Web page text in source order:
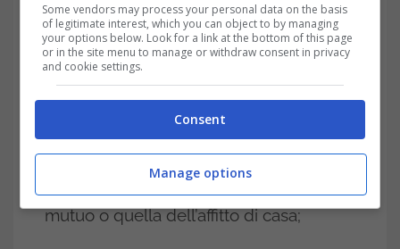
semplice e si riceve ogni mese l’accredito
della cifra assegnata direttamente su una
prepagata, denominata
Cittadinanza
effettuare diverse operazioni, quali:
Bonifico postale per pagare la rata del
mutuo o quella dell’affitto di casa;
Some vendors may process your personal data on the basis
of legitimate interest, which you can object to by managing
your options below. Look for a link at the bottom of this page
or in the site menu to manage or withdraw consent in privacy
and cookie settings.
Consent
Manage options